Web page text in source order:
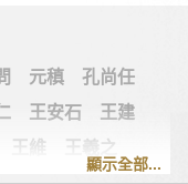
元稹
孔尚任
王安石
王建
王維
王羲之
顯示全部...